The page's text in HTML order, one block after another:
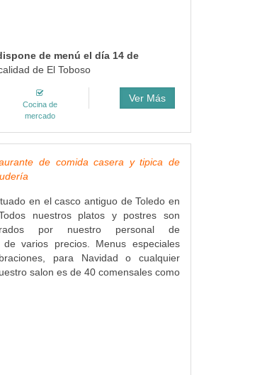
de menú el día 14 de
de El Toboso
Cocina de
mercado
Ver Más
de comida casera y tipica de
en el casco antiguo de Toledo en
nuestros platos y postres son
por nuestro personal de
varios precios. Menus especiales
para Navidad o cualquier
salon es de 40 comensales como